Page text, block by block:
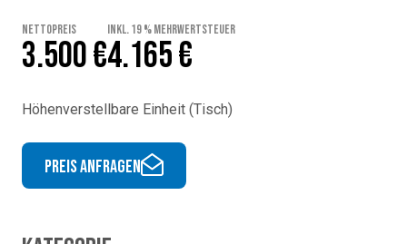
Nettopreis
3.500 €
inkl. 19 % Mehrwertsteuer
4.165 €
Höhenverstellbare Einheit (Tisch)
Preis anfragen